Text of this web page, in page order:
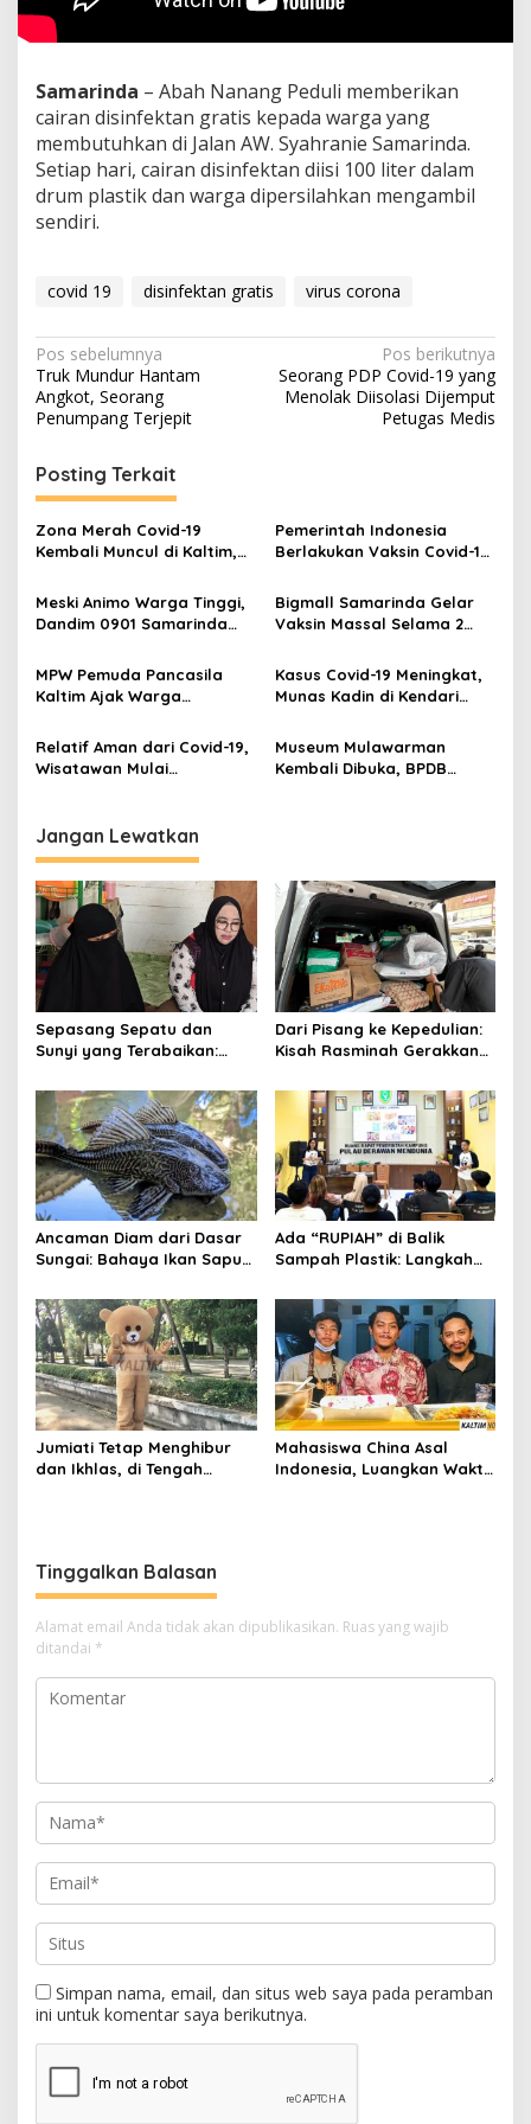
Samarinda – Abah Nanang Peduli memberikan
cairan disinfektan gratis kepada warga yang
membutuhkan di Jalan AW. Syahranie Samarinda.
Setiap hari, cairan disinfektan diisi 100 liter dalam
drum plastik dan warga dipersilahkan mengambil
sendiri.
covid 19 disinfektan gratis virus corona
Navigasi
pos
Pos sebelumnya
Truk Mundur Hantam
Angkot, Seorang
Penumpang Terjepit
Pos berikutnya
Seorang PDP Covid-19 yang
Menolak Diisolasi Dijemput
Petugas Medis
Posting Terkait
Zona Merah Covid-19
Kembali Muncul di Kaltim,
Tetap Jaga Kesehatan
Pemerintah Indonesia
Berlakukan Vaksin Covid-19
Meski Animo Warga Tinggi,
Dandim 0901 Samarinda
Tidak Timbulkan
Kerumunan
Bigmall Samarinda Gelar
Vaksin Massal Selama 2
MPW Pemuda Pancasila
Kaltim Ajak Warga
Vaksinasi
Kasus Covid-19 Meningkat,
Munas Kadin di Kendari
Relatif Aman dari Covid-19,
Wisatawan Mulai
Museum Mulawarman
Kembali Dibuka, BPDB
Jangan Lewatkan
Sepasang Sepatu dan
Sunyi yang Terabaikan:
dalam Sistem yang Terlalu
Lama Dibiarkan
Dari Pisang ke Kepedulian:
Kisah Rasminah Gerakkan
Ancaman Diam dari Dasar
Sungai: Bahaya Ikan Sapu-
Indonesia
Ada “RUPIAH” di Balik
Sampah Plastik: Langkah
Derawan Jaga Kelestarian
Laut
Jumiati Tetap Menghibur
dan Ikhlas, di Tengah
Mahasiswa China Asal
Indonesia, Luangkan Waktu
Tinggalkan Balasan
Alamat email Anda tidak akan dipublikasikan. Ruas yang wajib
ditandai *
Simpan nama, email, dan situs web saya pada peramban
ini untuk komentar saya berikutnya.